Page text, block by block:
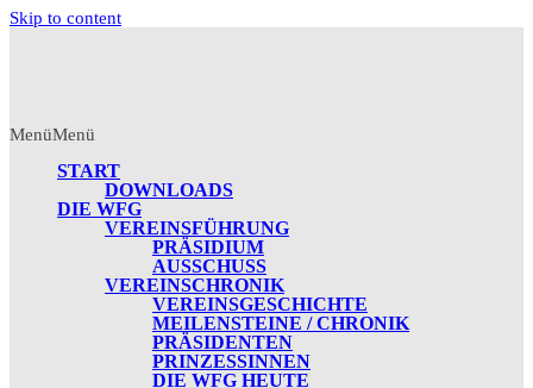
Skip to content
MenüMenü
START
DOWNLOADS
DIE WFG
VEREINSFÜHRUNG
PRÄSIDIUM
AUSSCHUSS
VEREINSCHRONIK
VEREINSGESCHICHTE
MEILENSTEINE / CHRONIK
PRÄSIDENTEN
PRINZESSINNEN
DIE WFG HEUTE